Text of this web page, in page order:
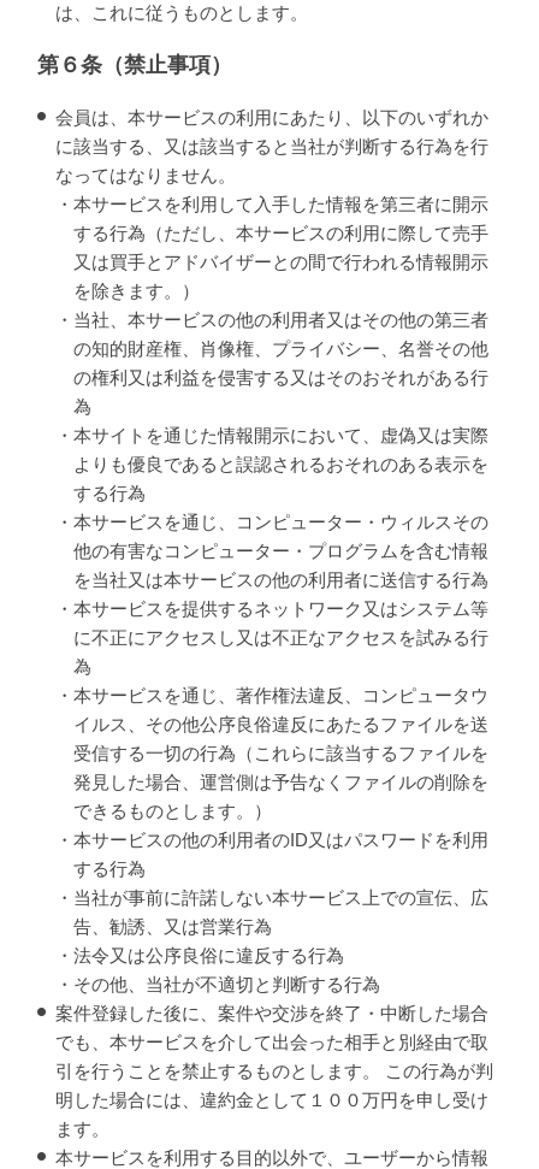
は、これに従うものとします。
第６条（禁止事項）
会員は、本サービスの利用にあたり、以下のいずれか
に該当する、又は該当すると当社が判断する行為を行
なってはなりません。
・本サービスを利用して入手した情報を第三者に開示
する行為（ただし、本サービスの利用に際して売手
又は買手とアドバイザーとの間で行われる情報開示
を除きます。）
・当社、本サービスの他の利用者又はその他の第三者
の知的財産権、肖像権、プライバシー、名誉その他
の権利又は利益を侵害する又はそのおそれがある行
為
・本サイトを通じた情報開示において、虚偽又は実際
よりも優良であると誤認されるおそれのある表示を
する行為
・本サービスを通じ、コンピューター・ウィルスその
他の有害なコンピューター・プログラムを含む情報
を当社又は本サービスの他の利用者に送信する行為
・本サービスを提供するネットワーク又はシステム等
に不正にアクセスし又は不正なアクセスを試みる行
為
・本サービスを通じ、著作権法違反、コンピュータウ
イルス、その他公序良俗違反にあたるファイルを送
受信する一切の行為（これらに該当するファイルを
発見した場合、運営側は予告なくファイルの削除を
できるものとします。）
・本サービスの他の利用者のID又はパスワードを利用
する行為
・当社が事前に許諾しない本サービス上での宣伝、広
告、勧誘、又は営業行為
・法令又は公序良俗に違反する行為
・その他、当社が不適切と判断する行為
案件登録した後に、案件や交渉を終了・中断した場合
でも、本サービスを介して出会った相手と別経由で取
引を行うことを禁止するものとします。 この行為が判
明した場合には、違約金として１００万円を申し受け
ます。
本サービスを利用する目的以外で、ユーザーから情報